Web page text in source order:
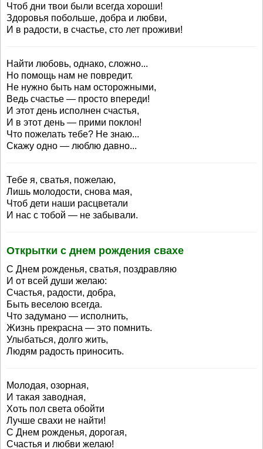
Чтоб дни твои были всегда хороши!
Здоровья побольше, добра и любви,
И в радости, в счастье, сто лет проживи!
Найти любовь, однако, сложно...
Но помощь нам не повредит.
Не нужно быть нам осторожными,
Ведь счастье — просто впереди!
И этот день исполнен счастья,
И в этот день — прими поклон!
Что пожелать тебе? Не знаю...
Скажу одно — люблю давно...
Тебе я, сватья, пожелаю,
Лишь молодости, снова мая,
Чтоб дети наши расцветали
И нас с тобой — не забывали.
Открытки с днем рождения свахе
С Днем рожденья, сватья, поздравляю
И от всей души желаю:
Счастья, радости, добра,
Быть веселою всегда.
Что задумано — исполнить,
Жизнь прекрасна — это помнить.
Улыбаться, долго жить,
Людям радость приносить.
Молодая, озорная,
И такая заводная,
Хоть пол света обойти
Лучше свахи не найти!
С Днем рожденья, дорогая,
Счастья и любви желаю!